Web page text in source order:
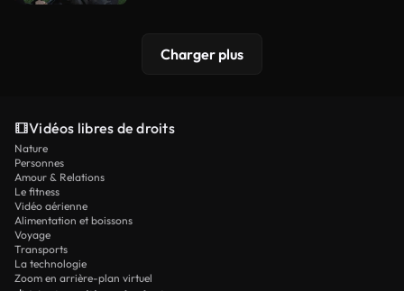
Charger plus
Vidéos libres de droits
Nature
Personnes
Amour & Relations
Le fitness
Vidéo aérienne
Alimentation et boissons
Voyage
Transports
La technologie
Zoom en arrière-plan virtuel